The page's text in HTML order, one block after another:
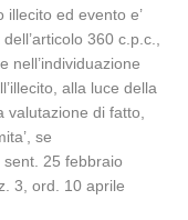
ed evento e’
360 c.p.c.,
nell’individuazione
alla luce della
di fatto,
se
25 febbraio
3, ord. 10 aprile